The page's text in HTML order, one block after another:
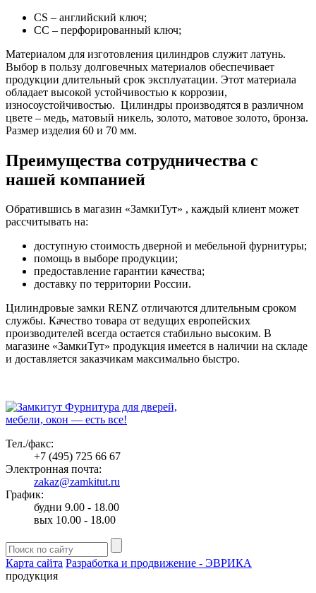
CS – английский ключ;
CC – перфорированный ключ;
Материалом для изготовления цилиндров служит латунь.
Выбор в пользу долговечных материалов обеспечивает
продукции длительный срок эксплуатации. Этот материала
обладает высокой устойчивостью к коррозии,
износоустойчивостью. Цилиндры производятся в различном
цвете – медь, матовый никель, золото, матовое золото, бронза.
Размер изделия 60 и 70 мм.
Преимущества сотрудничества с
нашей компанией
Обратившись в магазин «ЗамкиТут» , каждый клиент может
рассчитывать на:
доступную стоимость дверной и мебельной фурнитуры;
помощь в выборе продукции;
предоставление гарантии качества;
доставку по территории России.
Цилиндровые замки RENZ отличаются длительным сроком
службы. Качество товара от ведущих европейских
производителей всегда остается стабильно высоким. В
магазине «ЗамкиТут» продукция имеется в наличии на складе
и доставляется заказчикам максимально быстро.
Фурнитура для дверей,
мебели, окон — есть все!
Тел./факс:
+7 (495) 725 66 67
Электронная почта:
zakaz@zamkitut.ru
График:
будни 9.00 - 18.00
вых 10.00 - 18.00
Карта сайта Разработка и продвижение - ЭВРИКА
продукция